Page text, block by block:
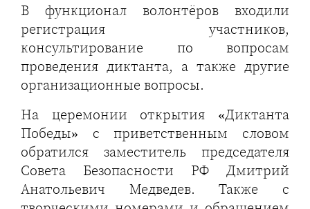
В функционал волонтёров входили
регистрация участников,
консультирование по вопросам
проведения диктанта, а также другие
организационные вопросы.
На церемонии открытия «Диктанта
Победы» с приветственным словом
обратился заместитель председателя
Совета Безопасности РФ Дмитрий
Анатольевич Медведев. Также с